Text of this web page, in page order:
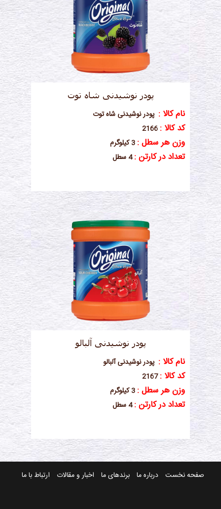
پودر نوشیدنی شاه توت
نام کالا : پودر نوشیدنی شاه توت
کد کالا :
وزن هر سطل :
تعداد در کارتن :4 سطل
پودر نوشیدنی آلبالو
نام کالا : پودر نوشیدنی آلبالو
کد کالا :2167
وزن هر سطل :
تعداد در کارتن :4 سطل
صفحه نخست درباره ما برندهای ما اخبار و مقالات ارتباط با ما